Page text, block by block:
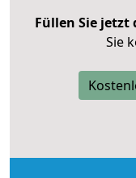
Füllen Sie jetzt
Sie